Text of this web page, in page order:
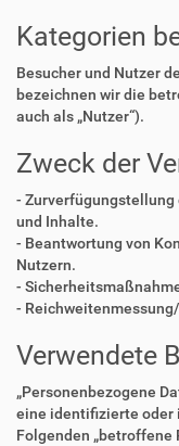
Kategorien
Besucher und Nutzer
bezeichnen wir die
auch als „Nutzer“).
Zweck der
- Zurverfügungstellung
und Inhalte.
- Beantwortung von
Nutzern.
-
-
Verwendete
„Personenbezogene
eine identifizierte oder
Folgenden „betroffene